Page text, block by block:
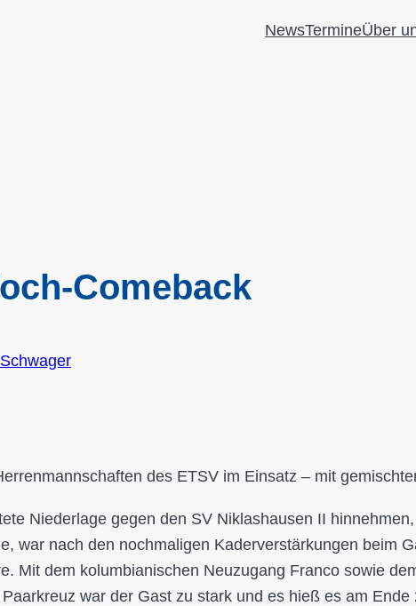
NewsTermineÜber
Comeback
des ETSV im Einsatz – mit
Niederlage gegen den SV Niklashausen II
war nach den nochmaligen Kaderverstärkungen beim
Mit dem kolumbianischen Neuzugang Franco sowie
war der Gast zu stark und es hieß es am